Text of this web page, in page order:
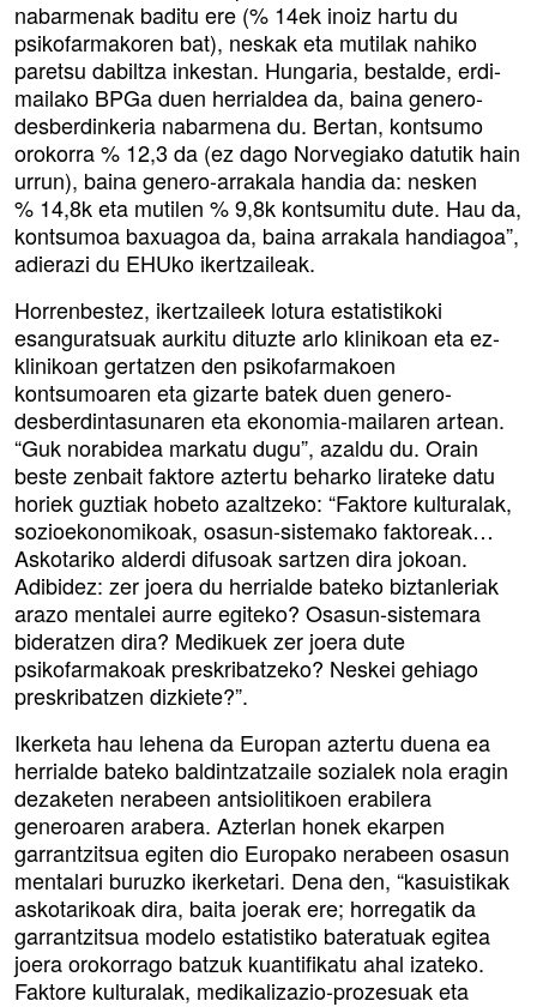
nabarmenak baditu ere (% 14ek inoiz hartu du
psikofarmakoren bat), neskak eta mutilak nahiko
paretsu dabiltza inkestan. Hungaria, bestalde, erdi-
mailako BPGa duen herrialdea da, baina genero-
desberdinkeria nabarmena du. Bertan, kontsumo
orokorra % 12,3 da (ez dago Norvegiako datutik hain
urrun), baina genero-arrakala handia da: nesken
% 14,8k eta mutilen % 9,8k kontsumitu dute. Hau da,
kontsumoa baxuagoa da, baina arrakala handiagoa”,
adierazi du EHUko ikertzaileak.
Horrenbestez, ikertzaileek lotura estatistikoki
esanguratsuak aurkitu dituzte arlo klinikoan eta ez-
klinikoan gertatzen den psikofarmakoen
kontsumoaren eta gizarte batek duen genero-
desberdintasunaren eta ekonomia-mailaren artean.
“Guk norabidea markatu dugu”, azaldu du. Orain
beste zenbait faktore aztertu beharko lirateke datu
horiek guztiak hobeto azaltzeko: “Faktore kulturalak,
sozioekonomikoak, osasun-sistemako faktoreak…
Askotariko alderdi difusoak sartzen dira jokoan.
Adibidez: zer joera du herrialde bateko biztanleriak
arazo mentalei aurre egiteko? Osasun-sistemara
bideratzen dira? Medikuek zer joera dute
psikofarmakoak preskribatzeko? Neskei gehiago
preskribatzen dizkiete?”.
Ikerketa hau lehena da Europan aztertu duena ea
herrialde bateko baldintzatzaile sozialek nola eragin
dezaketen nerabeen antsiolitikoen erabilera
generoaren arabera. Azterlan honek ekarpen
garrantzitsua egiten dio Europako nerabeen osasun
mentalari buruzko ikerketari. Dena den, “kasuistikak
askotarikoak dira, baita joerak ere; horregatik da
garrantzitsua modelo estatistiko bateratuak egitea
joera orokorrago batzuk kuantifikatu ahal izateko.
Faktore kulturalak, medikalizazio-prozesuak eta